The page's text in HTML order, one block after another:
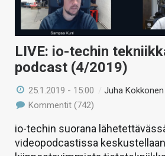
LIVE: io-techin
podcast (4/2019)
25.1.2019 - 15:00 /Juha Kokkonen
Kommentit (742)
io-techin suorana
videopodcastissa